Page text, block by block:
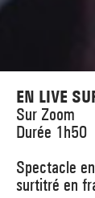
EN LIVE
Sur Zoom
Durée 1h50
Spectacle
surtitré en